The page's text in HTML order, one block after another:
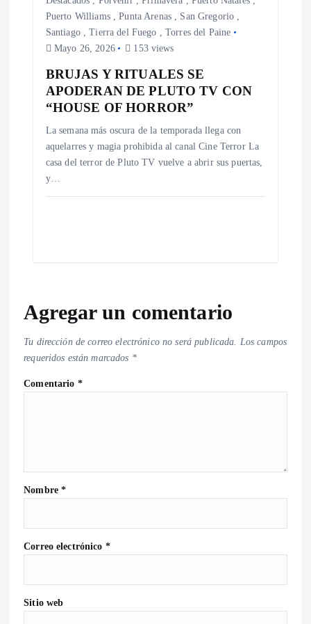
Puerto Williams,Punta Arenas San Gregorio
Santiago,Tierra del Fuego ,Torres del Paine
Mayo 26, 2026
153 views
BRUJAS Y RITUALES SE
APODERAN DE PLUTO TV CON
“HOUSE OF HORROR”
La semana más oscura de la temporada llega con
aquelarres y magia prohibida al canal Cine Terror La
casa del terror de Pluto TV vuelve a abrir sus puertas,
y…
Agregar un comentario
Tu dirección de correo electrónico no será publicada.
Los campos
requeridos están marcados *
Comentario *
Nombre*
Correo electrónico *
Sitio web